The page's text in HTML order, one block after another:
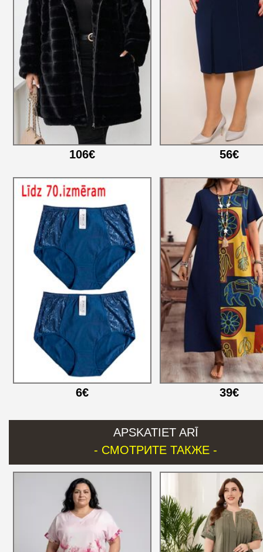
106€ 56€
6€ 39€
APSKATIET ARĪ
- СМОТРИТЕ ТАКЖЕ -